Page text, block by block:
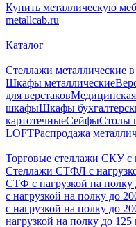
Купить металлическую
metallcab.ru
—
Каталог
—
Стеллажи металлические в
Шкафы металлические
для верстаков
шкафыШкафы
картотечныеСейфыСтолы
LOFTРаспродажа
—
Торговые стеллажи СКУ с
Стеллажи СТФЛ с
СТФ с нагрузкой на полку
с нагрузкой на полку до
с нагрузкой на полку до
нагрузкой на полку до 125